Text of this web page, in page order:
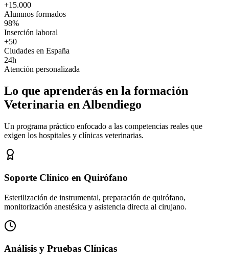
+15.000
Alumnos formados
98%
Inserción laboral
+50
Ciudades en España
24h
Atención personalizada
Lo que aprenderás en la formación
Veterinaria en Albendiego
Un programa práctico enfocado a las competencias reales que
exigen los hospitales y clínicas veterinarias.
Soporte Clínico en Quirófano
Esterilización de instrumental, preparación de quirófano,
monitorización anestésica y asistencia directa al cirujano.
Análisis y Pruebas Clínicas